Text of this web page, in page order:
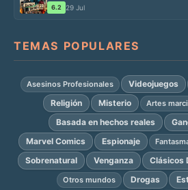
6.2 29 Jul
TEMAS POPULARES
Asesinos Profesionales Videojuegos
Religión
Misterio Artes
Basada en hechos reales
Marvel Comics
Espionaje
Sobrenatural
Venganza Clásicos
Otros mundos Drogas